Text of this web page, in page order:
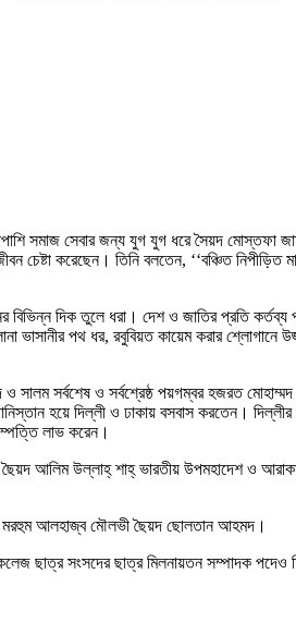
সমাজ সেবার জন্য যুগ যুগ ধরে সৈয়দ মোস্তফা
করেছেন। তিনি বলতেন, ‘‘বঞ্চিত নিপীড়িত
দিক তুলে ধরা। দেশ ও জাতির প্রতি কর্তব্য
পথ ধর, রবুবিয়ত কায়েম করার শ্লোগানে
সালম সর্বশেষ ও সর্বশ্রেষ্ঠ পয়গম্বর হজরত
দিল্লী ও ঢাকায় বসবাস করতেন। দিল্লীর
লাভ করেন।
আলিম উল্লাহ্ শাহ্ ভারতীয় উপমহাদেশ ও
মরহুম আলহাজ্ব মৌলভী ছৈয়দ ছোলতান আহমদ।
ছাত্র সংসদের ছাত্র মিলনায়তন সম্পাদক পদেও